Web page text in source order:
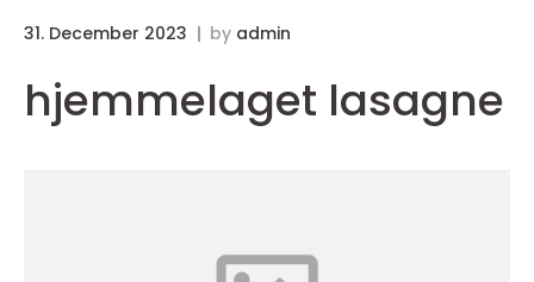
31. December 2023 by admin
hjemmelaget lasagne